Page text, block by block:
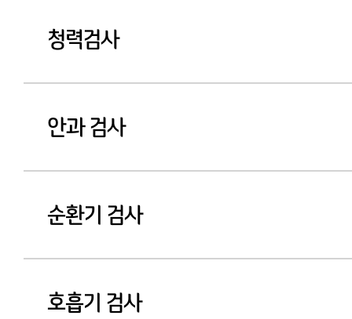
청력검사
안과 검사
순환기 검사
호흡기 검사